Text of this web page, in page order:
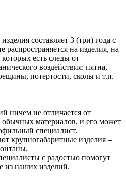
составляет 3 (три) года с
распространяется на изделия, на
есть следы от
воздействия: пятна,
потертости, сколы и т.п.
ничем не отличается от
обычных материалов, и его может
специалист.
крупногабаритные изделия –
с радостью помогут
из наших изделий.